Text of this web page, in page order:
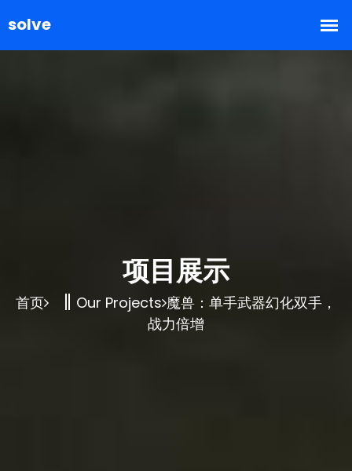
项目展示
首页 Our Projects 魔兽：单手武器幻化双手，
战力倍增